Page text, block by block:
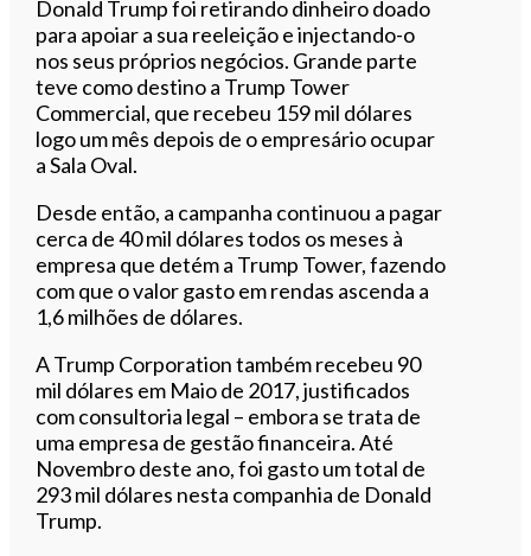
Donald Trump foi retirando dinheiro doado
para apoiar a sua reeleição e injectando-o
nos seus próprios negócios. Grande parte
teve como destino a Trump Tower
Commercial, que recebeu 159 mil dólares
logo um mês depois de o empresário ocupar
a Sala Oval.
Desde então, a campanha continuou a pagar
cerca de 40 mil dólares todos os meses à
empresa que detém a Trump Tower, fazendo
com que o valor gasto em rendas ascenda a
1,6 milhões de dólares.
A Trump Corporation também recebeu 90
mil dólares em Maio de 2017, justificados
com consultoria legal – embora se trata de
uma empresa de gestão financeira. Até
Novembro deste ano, foi gasto um total de
293 mil dólares nesta companhia de Donald
Trump.